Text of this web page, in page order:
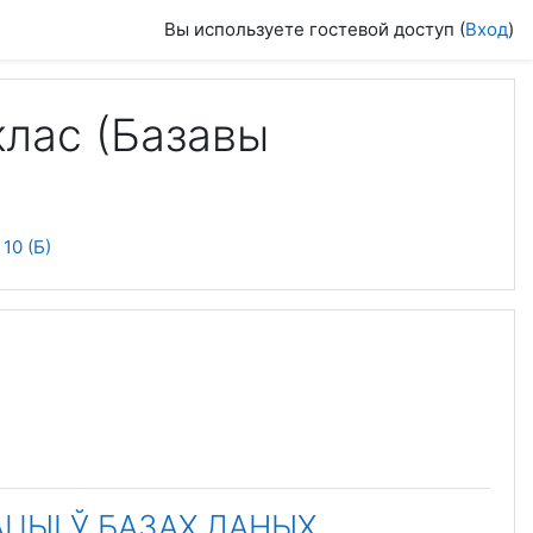
Вы используете гостевой доступ (Вход)
(Базавы
(Б)